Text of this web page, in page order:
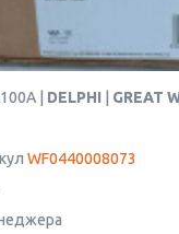
| DELPHI GREAT
WF0440008073